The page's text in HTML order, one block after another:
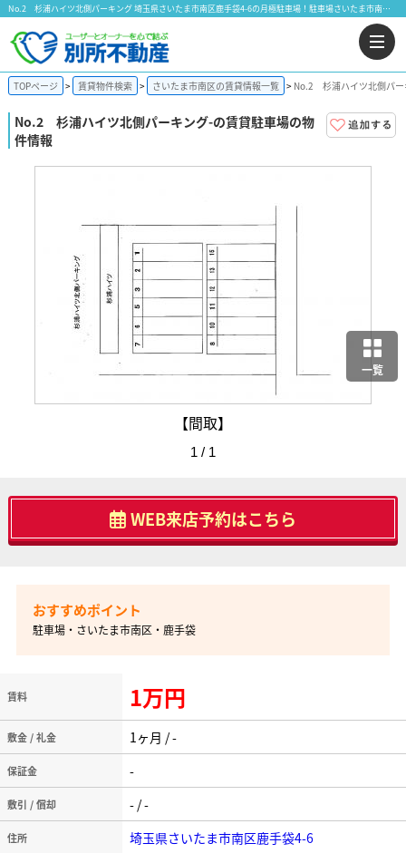
No.2 杉浦ハイツ北側パーキング 埼玉県さいたま市南区鹿手袋4-6の月極駐車場！駐車場さいたま市南区鹿手袋｜株式会社 別所不動産
TOPページ 賃貸物件検索 さいたま市南区の賃貸情報一覧 No.2 杉浦ハイツ北側パー
No.2 杉浦ハイツ北側パーキング-の賃貸駐車場の物
件情報
一覧
【間取】
1 / 1
WEB来店予約はこちら
駐車場・さいたま市南区・鹿手袋
賃料 1万円
敷金 / 礼金 1ヶ月 / -
保証金 -
敷引 / 償却 - / -
住所 埼玉県さいたま市南区鹿手袋4-6